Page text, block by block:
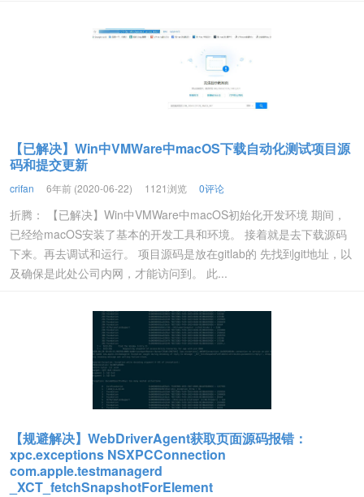
【已解决】Win中VMWare中macOS下载自动化测试项目源
码和提交更新
crifan 6年前 (2020-06-22) 1121浏览 0评论
折腾： 【已解决】Win中VMWare中macOS初始化开发环境 期间，
已经给macOS安装了基本的开发工具和环境。 接着就是去下载源码
下来。再去调试和运行。 项目源码是放在gitlab的 先找到git地址，以
及确保是此处公司内网，才能访问到。 此...
【规避解决】WebDriverAgent获取页面源码报错：
xpc.exceptions NSXPCConnection
com.apple.testmanagerd
_XCT_fetchSnapshotForElement